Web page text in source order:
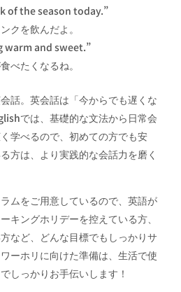
of the season today.”
クを飲んだよ。
warm and sweet.”
べたくなるね。
話。英会話は「今からでも遅くな
では、基礎的な文法から日常会
学べるので、初めての方でも安
方は、 より実践的な会話力を磨く
ムをご用意しているので、英語が
キングホリデーを控えている方、
など、どんな目標でもしっかりサ
ワーホリに向けた準備は、生活で使
しっかりお手伝いします！